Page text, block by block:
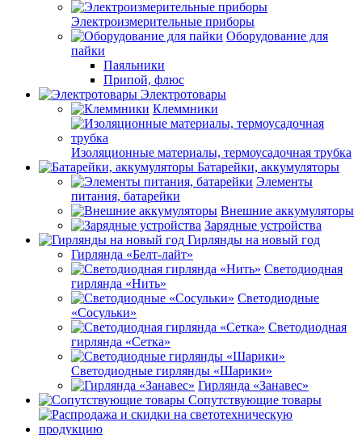
Электроизмерительные приборы
Оборудование для
пайки
Паяльники
Припой, флюс
Электротовары
Клеммники
Изоляционные материалы, термоусадочная трубка
Батарейки, аккумуляторы
Элементы
питания, батарейки
Внешние аккумуляторы
Зарядные устройства
Гирлянды на новый год
Гирлянда «Белт-лайт»
Светодиодная
гирлянда «Нить»
Светодиодные
«Сосульки»
Светодиодная
гирлянда «Сетка»
Светодиодные гирлянды «Шарики»
Гирлянда «Занавес»
Сопутствующие товары